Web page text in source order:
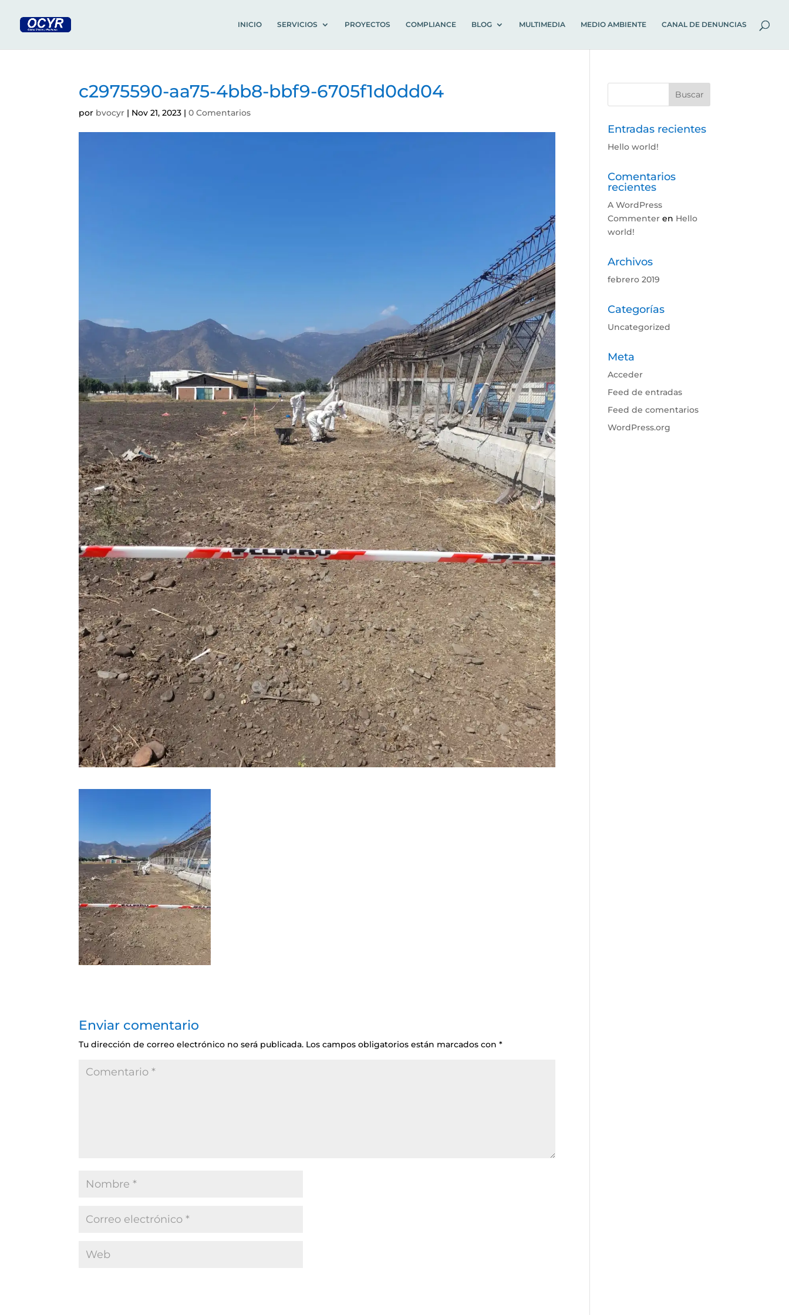
INICIO SERVICIOS PROYECTOS COMPLIANCE BLOG MULTIMEDIA MEDIO AMBIENTE CANAL DE DENUNCIAS
c2975590-aa75-4bb8-bbf9-6705f1d0dd04
por bvocyr | Nov 21, 2023 |0 Comentarios
Enviar comentario
Tu dirección de correo electrónico no será publicada. Los campos obligatorios están marcados con*
Entradas recientes
Hello world!
Comentarios
recientes
A WordPress
Commenter en Hello
world!
Archivos
febrero 2019
Categorías
Uncategorized
Meta
Acceder
Feed de entradas
Feed de comentarios
WordPress.org